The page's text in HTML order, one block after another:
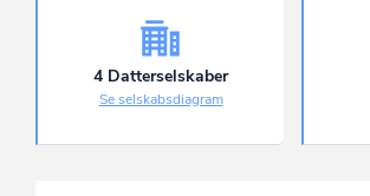
4 Datterselskaber
Se selskabsdiagram